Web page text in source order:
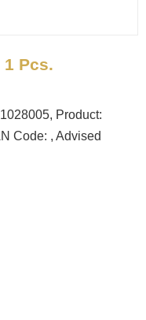
Pcs.
Product:
Code: , Advised